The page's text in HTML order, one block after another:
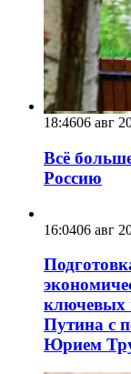
18:4606 авг
Всё
Россию
16:0406 авг
ключевых
Путина с
Юрием